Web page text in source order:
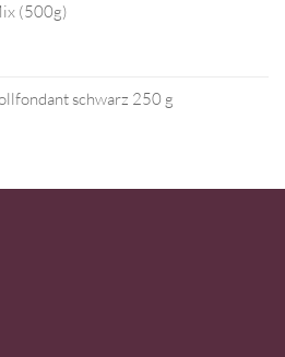
(500g)
schwarz 250 g